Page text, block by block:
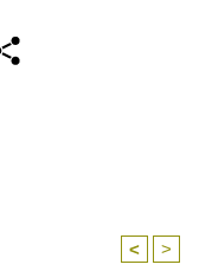
< >